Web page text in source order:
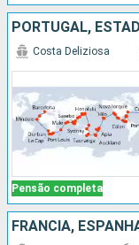
Pensão completa
Costa Deliziosa